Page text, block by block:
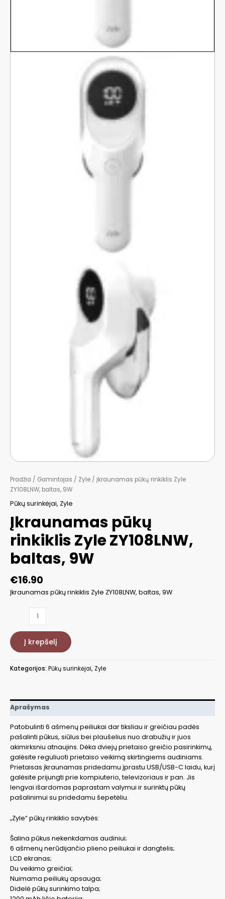
Pradžia / Gamintojas / Zyle / Įkraunamas pūkų rinkiklis Zyle
ZY108LNW, baltas, 9W
Pūkų surinkėjai, Zyle
Įkraunamas pūkų
rinkiklis Zyle ZY108LNW,
baltas, 9W
€16.90
Įkraunamas pūkų rinkiklis Zyle ZY108LNW, baltas, 9W
produkto
Įkraunamas
pūkų
rinkiklis
ZY108LNW,
Į krepšelį
Kategorijos: Pūkų surinkėjai, Zyle
Aprašymas
Patobulinti 6 ašmenų peiliukai dar tiksliau ir greičiau padės
pašalinti pūkus, siūlus bei plaušelius nuo drabužių ir juos
akimirksniu atnaujins. Dėka dviejų prietaiso greičio pasirinkimų,
galėsite reguliuoti prietaiso veikimą skirtingiems audiniams.
Prietaisas įkraunamas pridedamu įprastu USB/USB-C laidu, kurį
galėsite prijungti prie kompiuterio, televizoriaus ir pan. Jis
lengvai išardomas paprastam valymui ir surinktų pūkų
pašalinimui su pridedamu šepetėliu.
„Zyle“ pūkų rinkiklio savybės:
Šalina pūkus nekenkdamas audiniui;
6 ašmenų nerūdijančio plieno peiliukai ir dangtelis;
LCD ekranas;
Du veikimo greičiai;
Nuimama peiliukų apsauga;
Didelė pūkų surinkimo talpa;